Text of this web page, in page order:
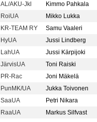
AL/AKU-Jkl
Kimmo Pahkala
RoiUA
Mikko Lukka
KR-TEAM RY
Samu Vaaleri
HyUA
Jussi Lindberg
LahUA
Jussi Kärpijoki
JärvisUA
Toni Raiski
PR-Rac
Joni Mäkelä
PunMK/UA
Jukka Toivonen
SaaUA
Petri Nikara
RaaUA Markus Silfvast